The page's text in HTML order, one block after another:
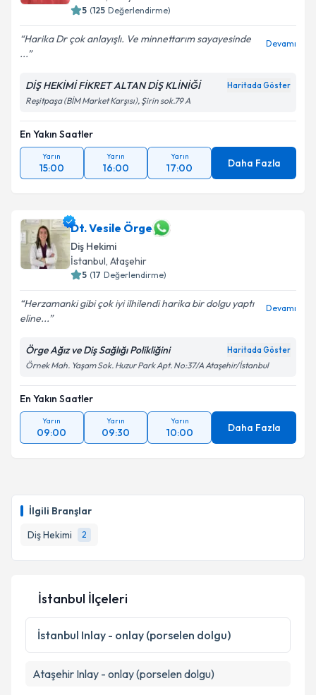
İlgili Branşlar
Diş Hekimi
2
5 (125 Değerlendirme)
Harika Dr çok anlayışlı. Ve minnettarım sayayesinde
...
Devamı
DİŞ HEKİMİ FİKRET ALTAN DİŞ KLİNİĞİ Haritada Göster
Reşitpaşa (BİM Market Karşısı), Şirin sok.79 A
En Yakın Saatler
Yarın
15:00
Yarın
16:00
Yarın
17:00 Daha Fazla
Dt. Vesile Örge
Diş Hekimi
İstanbul, Ataşehir
5 (17 Değerlendirme)
Herzamanki gibi çok iyi ilhilendi harika bir dolgu yaptı
eline...
Devamı
Örge Ağız ve Diş Sağlığı Polikliğini Haritada Göster
Örnek Mah. Yaşam Sok. Huzur Park Apt. No:37/A Ataşehir/İstanbul
En Yakın Saatler
Yarın
09:00
Yarın
09:30
Yarın
10:00 Daha Fazla
İstanbul İlçeleri
İstanbul Inlay - onlay (porselen dolgu)
Ataşehir Inlay - onlay (porselen dolgu)